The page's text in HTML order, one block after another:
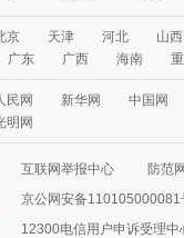
京 天津 河北
山西
广东 广西 海南
民网 新华网
中国网
明网
互联网举报中心
防范
京公网安备110105000081
12300电信用户申诉受理中